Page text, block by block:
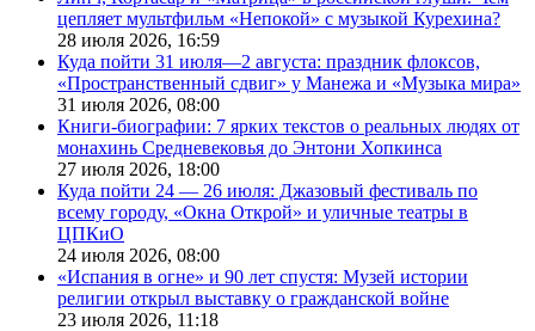
цепляет мультфильм «Непокой» с музыкой Курехина?
28 июля 2026, 16:59
Куда пойти 31 июля—2 августа: праздник флоксов,
«Пространственный сдвиг» у Манежа и «Музыка мира»
31 июля 2026, 08:00
Книги-биографии: 7 ярких текстов о реальных людях от
монахинь Средневековья до Энтони Хопкинса
27 июля 2026, 18:00
Куда пойти 24 — 26 июля: Джазовый фестиваль по
всему городу, «Окна Открой» и уличные театры в
ЦПКиО
24 июля 2026, 08:00
«Испания в огне» и 90 лет спустя: Музей истории
религии открыл выставку о гражданской войне
23 июля 2026, 11:18